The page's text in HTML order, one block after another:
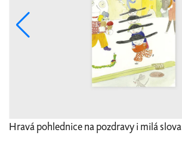
Hravá pohlednice na pozdravy i milá slova